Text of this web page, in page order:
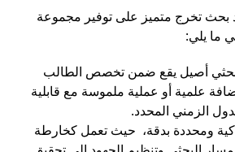
بحث تخرج متميز على توفير مجموعة
ما يلي:
بحثي أصيل يقع ضمن تخصص الطالب
علمية أو عملية ملموسة مع قابلية
الزمني المحدد.
ومحددة بدقة، حيث تعمل كخارطة